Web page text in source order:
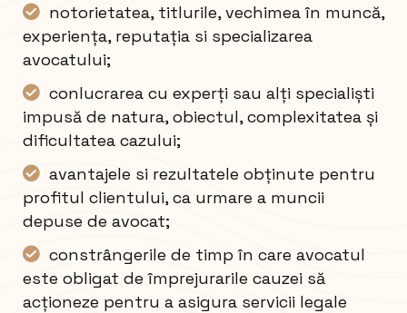
notorietatea, titlurile, vechimea în muncă,
experiența, reputația si specializarea
avocatului;
conlucrarea cu experți sau alți specialiști
impusă de natura, obiectul, complexitatea și
dificultatea cazului;
avantajele si rezultatele obținute pentru
profitul clientului, ca urmare a muncii
depuse de avocat;
constrângerile de timp în care avocatul
este obligat de împrejurarile cauzei să
acționeze pentru a asigura servicii legale